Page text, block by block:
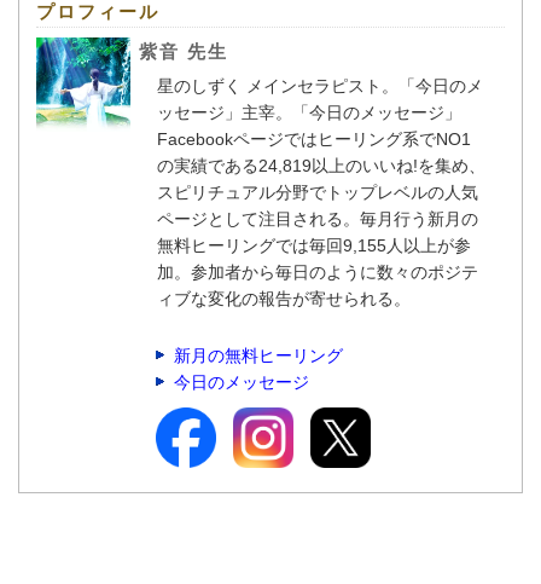
プロフィール
紫音 先生
星のしずく メインセラピスト。「今日のメ
ッセージ」主宰。「今日のメッセージ」
Facebookページではヒーリング系でNO1
の実績である24,819以上のいいね!を集め、
スピリチュアル分野でトップレベルの人気
ページとして注目される。毎月行う新月の
無料ヒーリングでは毎回9,155人以上が参
加。参加者から毎日のように数々のポジテ
ィブな変化の報告が寄せられる。
新月の無料ヒーリング
今日のメッセージ